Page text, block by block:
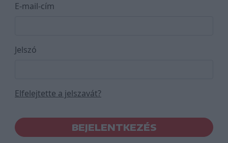
E-mail-cím
Jelszó
Elfelejtette a jelszavát?
BEJELENTKEZÉS